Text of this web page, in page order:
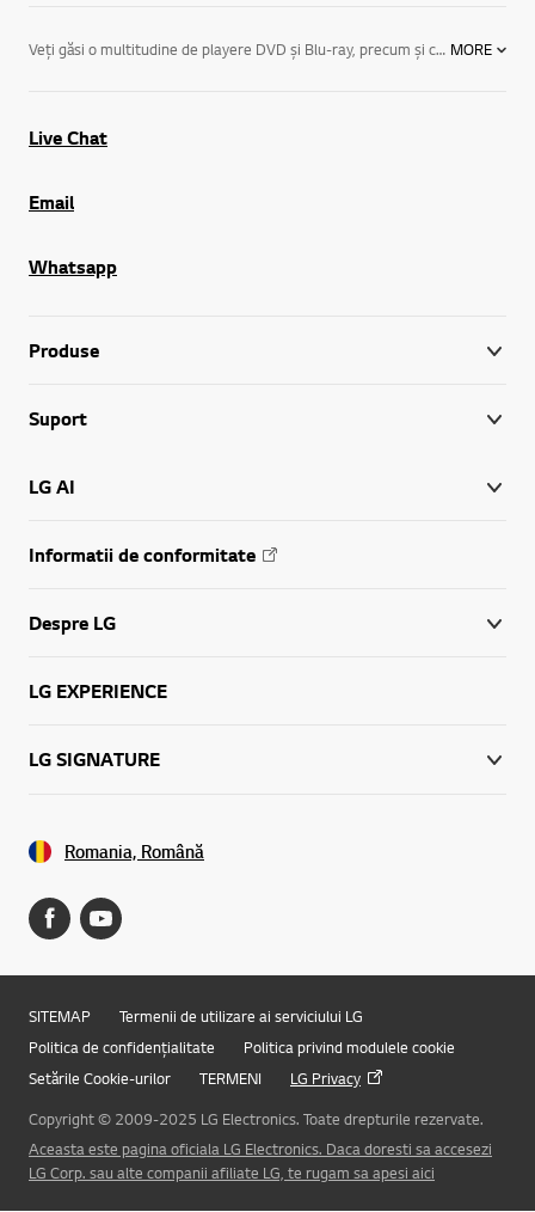
Veţi găsi o multitudine de playere DVD şi Blu-ray, precum şi caracteristici conform nevoilor dv. de divertisment: Player Blu-ray 3D, cu Smart TV şi conectivitate wireless: Oferă acces Smart TV LG şi conectivitate Wi-Fi, optim în materie de redare a discurilor Blu-ray 3D HD, precum şi a discurilor DVD şi Blu-ray 2D standard. Playere Blu-ray 3D: Beneficiaţi de calitatea fără egal a imaginilor full HD la 1080P şi de sunetul tehnologiei Blu-ray. Conversie ascendentă: Playere Blu-ray şi DVD cu conversia ascendentă a discurilor DVD / Blu-Ray standard până apropiata de calitatea HD. DVD player şi Blu-ray Player portabil: Ecran LCD WVGA de 9 inchi pentru vizualizarea imaginilor cu format lat, baterie încorporată cu durată de viaţă îndelungată, tehnologie de compresie video. Playere Blu-ray standard: Bucurati-va de caracteristici cum ar fi DLNA, care permite oricărui echipament DLNA conectat la routerul dv. cu bandă largă să redea în flux fişiere video, muzică şi fotografii, prin playerul Blu-ray, la televizor. Playere DVD portabile: Alegeţi oricare din playerele DVD compacte, uşoare şi portabile, cu ecrane de 7 şi 8 inchi, cu redare de înaltă calitate si efecte sonore 3D. Playere DVD standard: Bucuraţi-vă de opţiuni cum ar fi tehnologia de scanare progresivă de la LG, care proiectează instantaneu pe ecran toate culorile, producând imagini fără fluctuatii, cu densitate ridicată. De asemenea, veţi găsi playere DVD cu opţiuni de redare în formate multiple, cu consum redus de energie. Aduceţi experienţa cinematografică la dv. acasă cu gama largă de playere DVD şi Blu-ray de la LG. Doriţi să trăiţi experienţa spectaculoasă full HD la 1080P? Ce-aţi zice de un player Blu-ray Smart 3D cu Wi-Fi încorporat, cu care vă puteţi bucura de tot ce e mai bun pe Web? Sau preferaţi lucrurile simple? LG vă oferă playere Blu-ray şi DVD cu o gamă largă de caracteristici, potrivite stilului dv. de viaţă. MORE
Live Chat
Email
Whatsapp
Produse
Suport
LG AI
Informatii de conformitate
Despre LG
LG EXPERIENCE
LG SIGNATURE
Romania, Română
SITEMAP
Termenii de utilizare ai serviciului LG
Politica de confidențialitate
Politica privind modulele cookie
Setările Cookie-urilor
TERMENI
LG Privacy
Copyright © 2009-2025 LG Electronics. Toate drepturile rezervate.
Aceasta este pagina oficiala LG Electronics. Daca doresti sa accesezi
LG Corp. sau alte companii afiliate LG, te rugam sa apesi aici